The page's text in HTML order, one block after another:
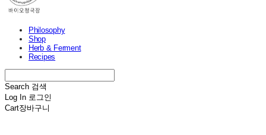
Philosophy
Shop
Herb & Ferment
Recipes
Search 검색
Log In 로그인
Cart장바구니